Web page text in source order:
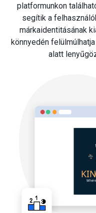
platformunkon
segítik a
márkaidentitásának
könnyedén
alatt